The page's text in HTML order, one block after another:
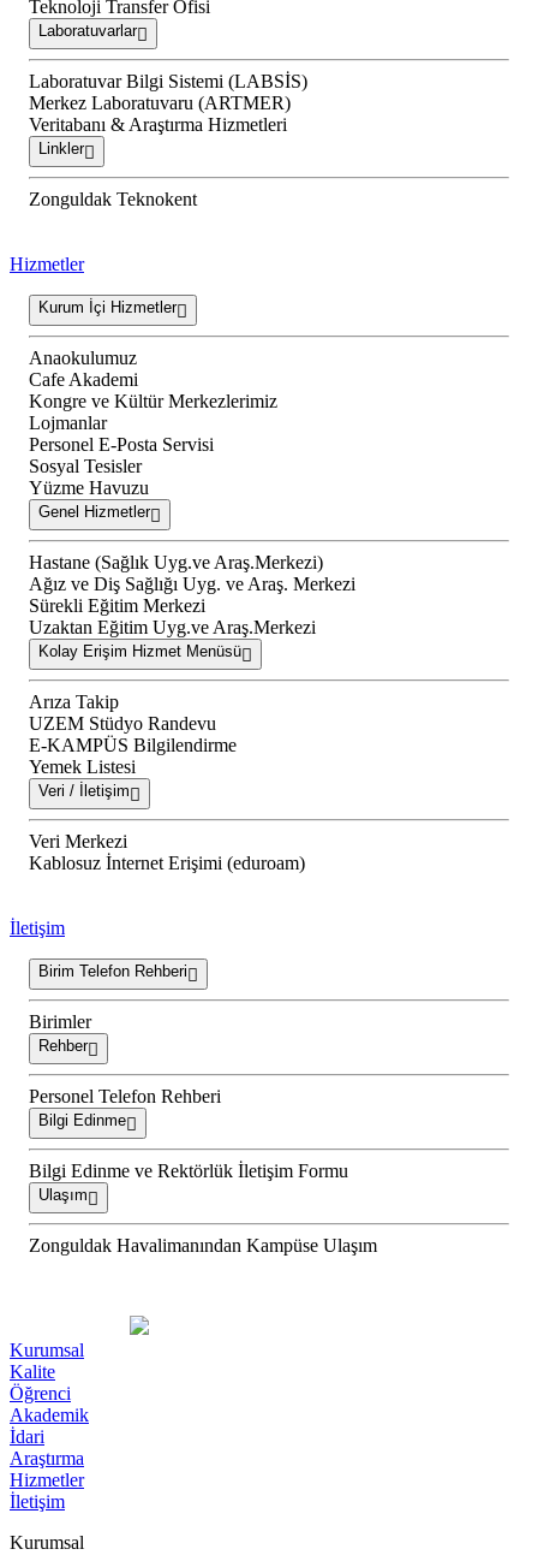
Teknoloji Transfer Ofisi
Laboratuvarlar
Laboratuvar Bilgi Sistemi (LABSİS)
Merkez Laboratuvaru (ARTMER)
Veritabanı & Araştırma Hizmetleri
Linkler
Zonguldak Teknokent
Hizmetler
Kurum İçi Hizmetler
Anaokulumuz
Cafe Akademi
Kongre ve Kültür Merkezlerimiz
Lojmanlar
Personel E-Posta Servisi
Sosyal Tesisler
Yüzme Havuzu
Genel Hizmetler
Hastane (Sağlık Uyg.ve Araş.Merkezi)
Ağız ve Diş Sağlığı Uyg. ve Araş. Merkezi
Sürekli Eğitim Merkezi
Uzaktan Eğitim Uyg.ve Araş.Merkezi
Kolay Erişim Hizmet Menüsü
Arıza Takip
UZEM Stüdyo Randevu
E-KAMPÜS Bilgilendirme
Yemek Listesi
Veri / İletişim
Veri Merkezi
Kablosuz İnternet Erişimi (eduroam)
İletişim
Birim Telefon Rehberi
Birimler
Rehber
Personel Telefon Rehberi
Bilgi Edinme
Bilgi Edinme ve Rektörlük İletişim Formu
Ulaşım
Zonguldak Havalimanından Kampüse Ulaşım
Kurumsal
Kalite
Öğrenci
Akademik
İdari
Araştırma
Hizmetler
İletişim
Kurumsal